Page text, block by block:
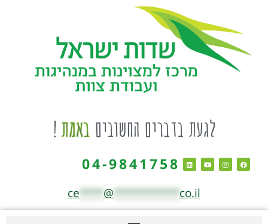
לגעת בדברים החשובים באמת!
04-9841758
ce****@***********co.il